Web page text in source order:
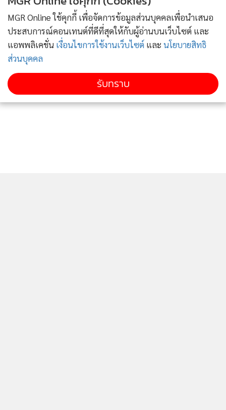
ดื่มที่มีความเฉพาะ ทั้งนี้อยู่ระหว่างการยื่นจดสิทธิบัตรเทคโนโลยี
ซึ่งโครงการฯ สนับสนุนการทดสอบวิเคราะห์วัตถุดิบและทดสอบ
ในขั้นตอนการผลิต เพื่อช่วยให้ผลิตภัณฑ์เครื่องดื่มที่ได้มาตรฐาน
รวมถึงวิเคราะห์ทดสอบตามประกาศกระทรวงสาธารณสุขฉบับที่
356 เรื่องเครื่องดื่มในภาชนะที่ปิดสนิท พร้อมเพิ่มมูลค่าหาสาร
สำคัญจากใบเตย จัดทำฉลากโภชนาการ เพื่อขอการรับรอง
มาตรฐาน อย. นับเป็นการช่วยเพิ่มศักยภาพการแข่งขัน เพิ่ม
MGR Online ใช้คุกกี้ เพื่อจัดการข้อมูลส่วนบุคคลเพื่อนำเสนอ
ประสบการณ์คอนเทนต์ที่ดีที่สุดให้กับผู้อ่านบนเว็บไซต์ และ
แอพพลิเคชั่น เงื่อนไขการใช้งานเว็บไซต์ และ นโยบายสิทธิ
ส่วนบุคคล
รับทราบ